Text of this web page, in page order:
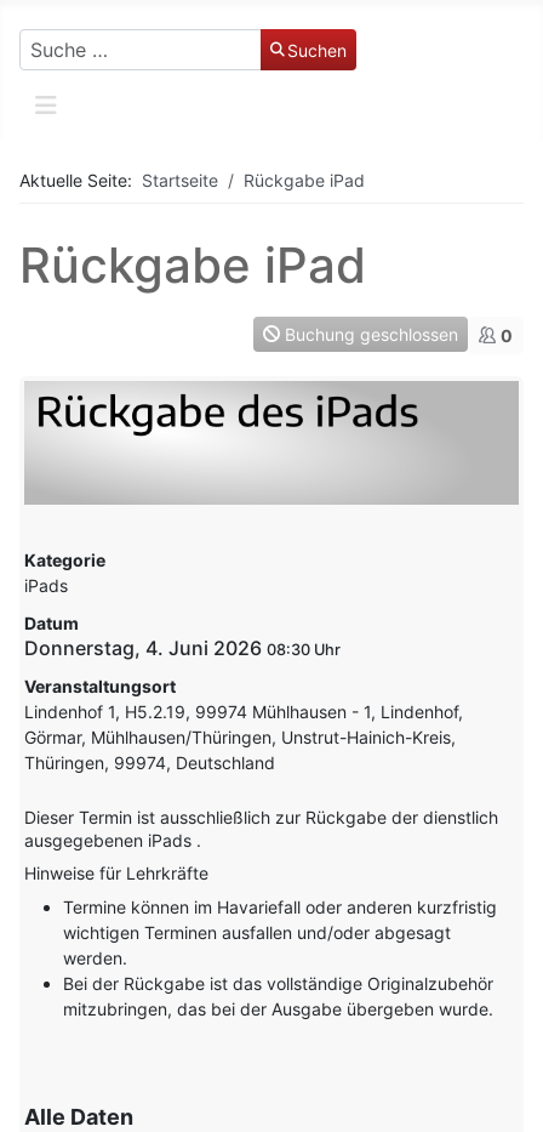
Suchen Suchen
Aktuelle Seite: Startseite Rückgabe iPad
Rückgabe iPad
Buchung geschlossen 0
Kategorie
iPads
Datum
Donnerstag, 4. Juni 2026 08:30
Veranstaltungsort
Lindenhof 1, H5.2.19, 99974 Mühlhausen - 1, Lindenhof,
Görmar, Mühlhausen/Thüringen, Unstrut-Hainich-Kreis,
Thüringen, 99974, Deutschland
Dieser Termin ist ausschließlich zur Rückgabe der dienstlich
ausgegebenen iPads .
Hinweise für Lehrkräfte
Termine können im Havariefall oder anderen kurzfristig
wichtigen Terminen ausfallen und/oder abgesagt
werden.
Bei der Rückgabe ist das vollständige Originalzubehör
mitzubringen, das bei der Ausgabe übergeben wurde.
Alle Daten